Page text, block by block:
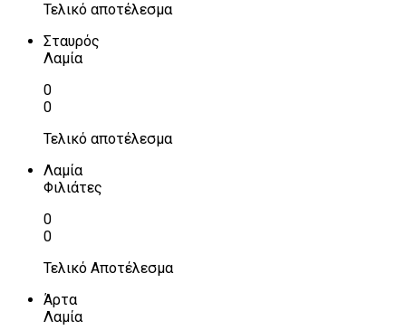
Τελικό αποτέλεσμα
Σταυρός
Λαμία
0
0
Τελικό αποτέλεσμα
Λαμία
Φιλιάτες
0
0
Τελικό Αποτέλεσμα
Άρτα
Λαμία